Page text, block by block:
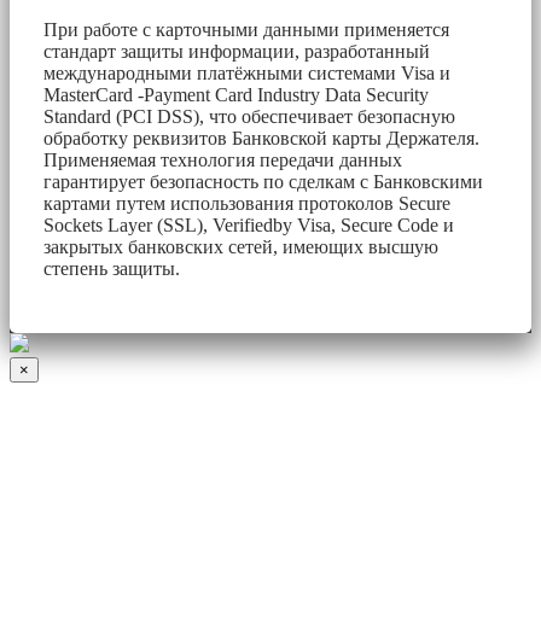
При работе с карточными данными применяется
стандарт защиты информации, разработанный
международными платёжными системами Visa и
MasterCard -Payment Card Industry Data Security
Standard (PCI DSS), что обеспечивает безопасную
обработку реквизитов Банковской карты Держателя.
Применяемая технология передачи данных
гарантирует безопасность по сделкам с Банковскими
картами путем использования протоколов Secure
Sockets Layer (SSL), Verifiedby Visa, Secure Code и
закрытых банковских сетей, имеющих высшую
степень защиты.
×